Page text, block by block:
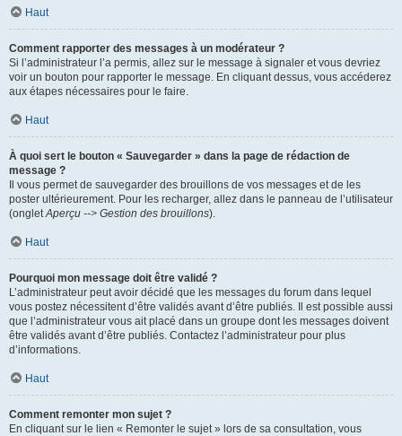
Haut
Comment rapporter des messages à un modérateur ?
Si l’administrateur l’a permis, allez sur le message à signaler et vous devriez
voir un bouton pour rapporter le message. En cliquant dessus, vous accéderez
aux étapes nécessaires pour le faire.
Haut
À quoi sert le bouton « Sauvegarder » dans la page de rédaction de
message ?
Il vous permet de sauvegarder des brouillons de vos messages et de les
poster ultérieurement. Pour les recharger, allez dans le panneau de l’utilisateur
(ongletAperçu --> Gestion des brouillons).
Haut
Pourquoi mon message doit être validé ?
L’administrateur peut avoir décidé que les messages du forum dans lequel
vous postez nécessitent d’être validés avant d’être publiés. Il est possible aussi
que l’administrateur vous ait placé dans un groupe dont les messages doivent
être validés avant d’être publiés. Contactez l’administrateur pour plus
d’informations.
Haut
Comment remonter mon sujet ?
En cliquant sur le lien « Remonter le sujet » lors de sa consultation, vous